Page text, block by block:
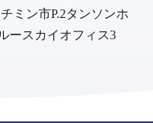
ミン市P.2タンソンホ
ースカイオフィス3